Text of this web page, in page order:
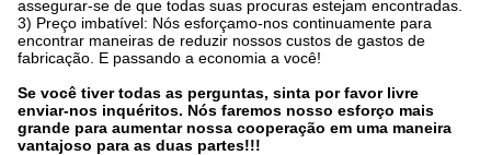
assegurar-se de que todas suas procuras estejam encontradas.
3) Preço imbatível: Nós esforçamo-nos continuamente para
encontrar maneiras de reduzir nossos custos de gastos de
fabricação. E passando a economia a você!
Se você tiver todas as perguntas, sinta por favor livre
enviar-nos inquéritos. Nós faremos nosso esforço mais
grande para aumentar nossa cooperação em uma maneira
vantajoso para as duas partes!!!